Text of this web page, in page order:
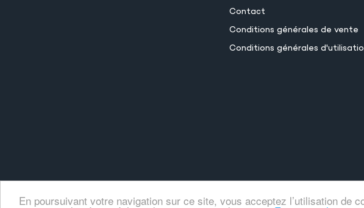
En poursuivant votre navigation sur ce site, vous acceptez l’utilisation de
Contact
Conditions générales de vente
Conditions générales